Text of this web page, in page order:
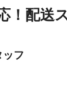
！配送
ッフ